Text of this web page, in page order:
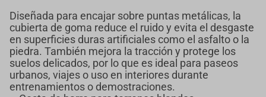
Diseñada para encajar sobre puntas metálicas, la
cubierta de goma reduce el ruido y evita el desgaste
en superficies duras artificiales como el asfalto o la
piedra. También mejora la tracción y protege los
suelos delicados, por lo que es ideal para paseos
urbanos, viajes o uso en interiores durante
entrenamientos o demostraciones.